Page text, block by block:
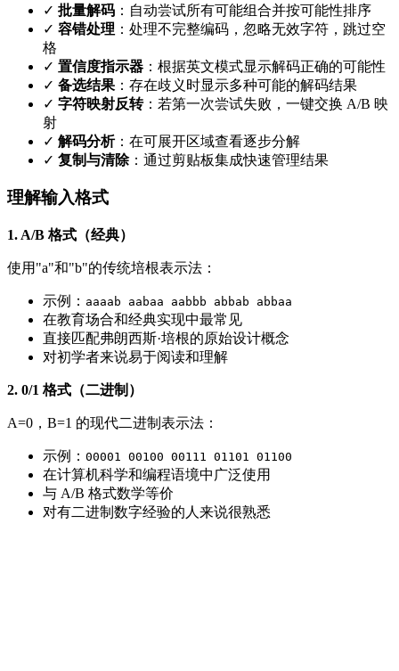
✓ 批量解码 ：自动尝试所有可能组合并按可能性排序
✓ 容错处理 ：处理不完整编码，忽略无效字符，跳过空
格
✓ 置信度指示器 ：根据英文模式显示解码正确的可能性
✓ 备选结果 ：存在歧义时显示多种可能的解码结果
✓ 字符映射反转：若第一次尝试失败，一键交换 A/B 映
射
✓ 解码分析：在可展开区域查看逐步分解
✓ 复制与清除：通过剪贴板集成快速管理结果
理解输入格式
1. A/B 格式（经典）
使用"a"和"b"的传统培根表示法：
示例： aaaab aabaa aabbb abbab abbaa
在教育场合和经典实现中最常见
直接匹配弗朗西斯·培根的原始设计概念
对初学者来说易于阅读和理解
2. 0/1 格式（二进制）
A=0，B=1 的现代二进制表示法：
示例： 00001 00100 00111 01101 01100
在计算机科学和编程语境中广泛使用
与 A/B 格式数学等价
对有二进制数字经验的人来说很熟悉